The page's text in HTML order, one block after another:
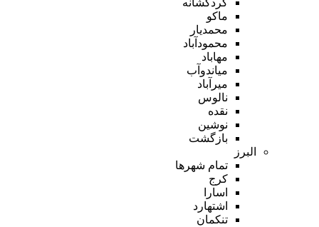
ماکو
محمدیار
محمودآباد
مهاباد
میاندوآب
میرآباد
نالوس
نقده
نوشین
بازگشت
البرز
تمام شهر‌ها
کرج
اسارا
اشتهارد
تنکمان